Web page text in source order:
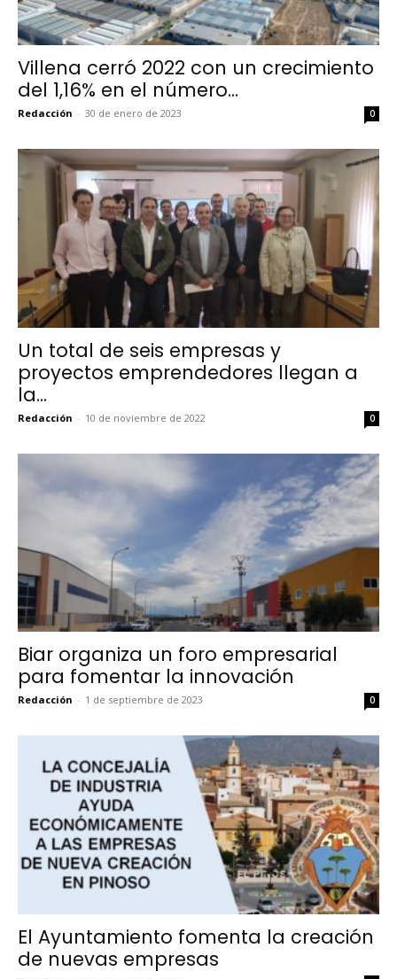
Villena cerró 2022 con un crecimiento
del 1,16% en el número...
Redacción - 30 de enero de 2023 0
Un total de seis empresas y
proyectos emprendedores llegan a
la...
Redacción - 10 de noviembre de 2022 0
Biar organiza un foro empresarial
para fomentar la innovación
Redacción - 1 de septiembre de 2023 0
El Ayuntamiento fomenta la creación
de nuevas empresas